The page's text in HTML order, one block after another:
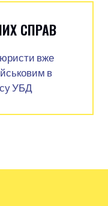
СПРАВ
юристи вже
в
УБД